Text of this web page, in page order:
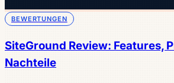
BEWERTUNGEN
SiteGround Review: Features,
Nachteile